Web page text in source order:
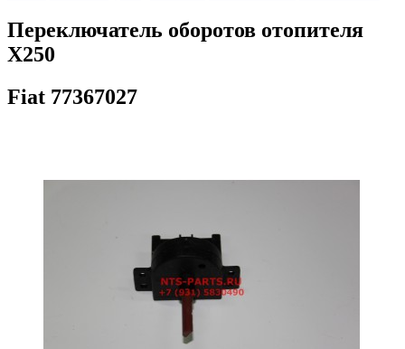
Переключатель оборотов отопителя
Х250
Fiat 77367027